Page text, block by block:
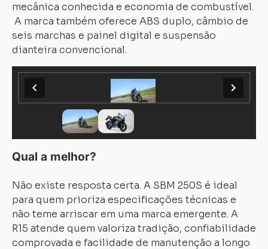
mecânica conhecida e economia de combustível.
A marca também oferece ABS duplo, câmbio de
seis marchas e painel digital e suspensão
dianteira convencional.
Qual a melhor?
Não existe resposta certa. A SBM 250S é ideal
para quem prioriza especificações técnicas e
não teme arriscar em uma marca emergente. A
R15 atende quem valoriza tradição, confiabilidade
comprovada e facilidade de manutenção a longo
Carregando...
Carregando...